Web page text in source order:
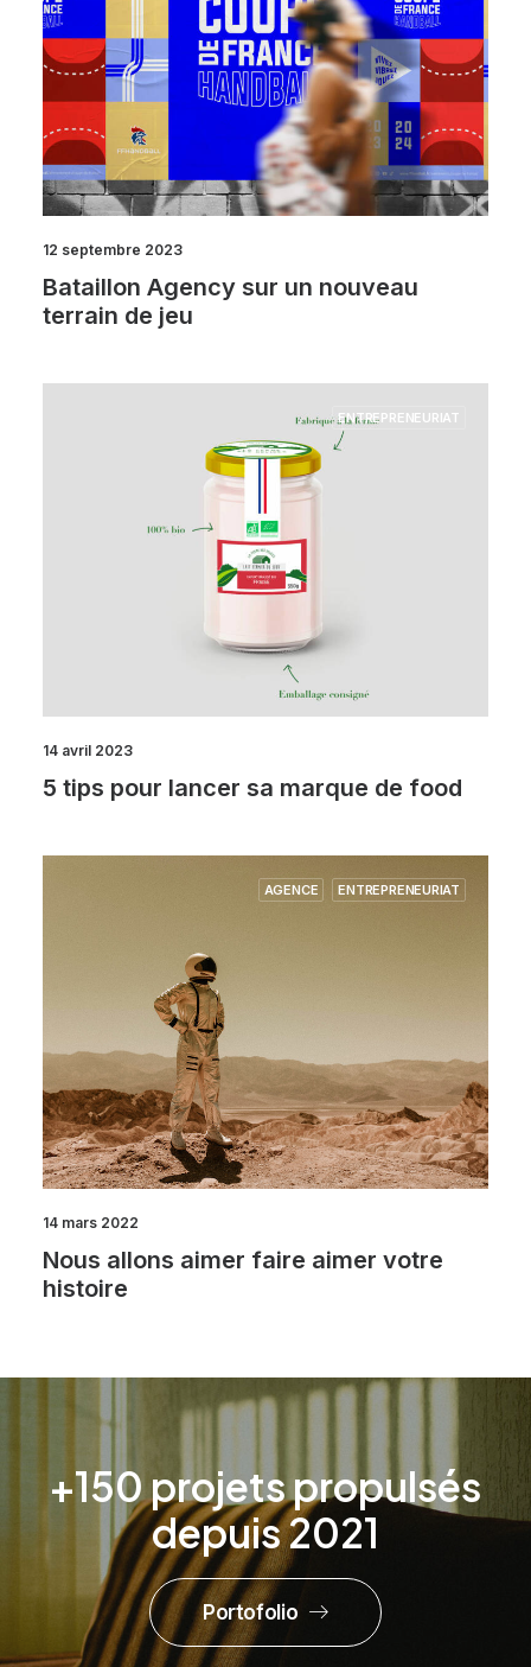
12 septembre 2023
Bataillon Agency sur un nouveau
terrain de jeu
ENTREPRENEURIAT
14 avril 2023
5 tips pour lancer sa marque de food
AGENCE ENTREPRENEURIAT
14 mars 2022
Nous allons aimer faire aimer votre
histoire
+150 projets propulsés
depuis 2021
Portofolio